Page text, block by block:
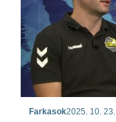
Farkasok2025. 10. 23.